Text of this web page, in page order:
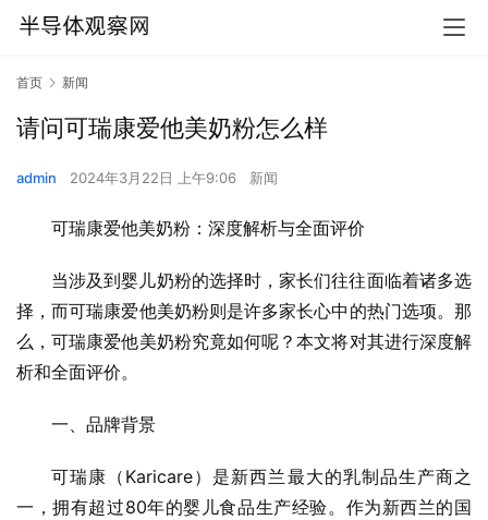
首页 新闻
请问可瑞康爱他美奶粉怎么样
admin 2024年3月22日 上午9:06 新闻
可瑞康爱他美奶粉：深度解析与全面评价
当涉及到婴儿奶粉的选择时，家长们往往面临着诸多选
择，而可瑞康爱他美奶粉则是许多家长心中的热门选项。那
么，可瑞康爱他美奶粉究竟如何呢？本文将对其进行深度解
析和全面评价。
一、品牌背景
可瑞康（Karicare）是新西兰最大的乳制品生产商之
一，拥有超过80年的婴儿食品生产经验。作为新西兰的国